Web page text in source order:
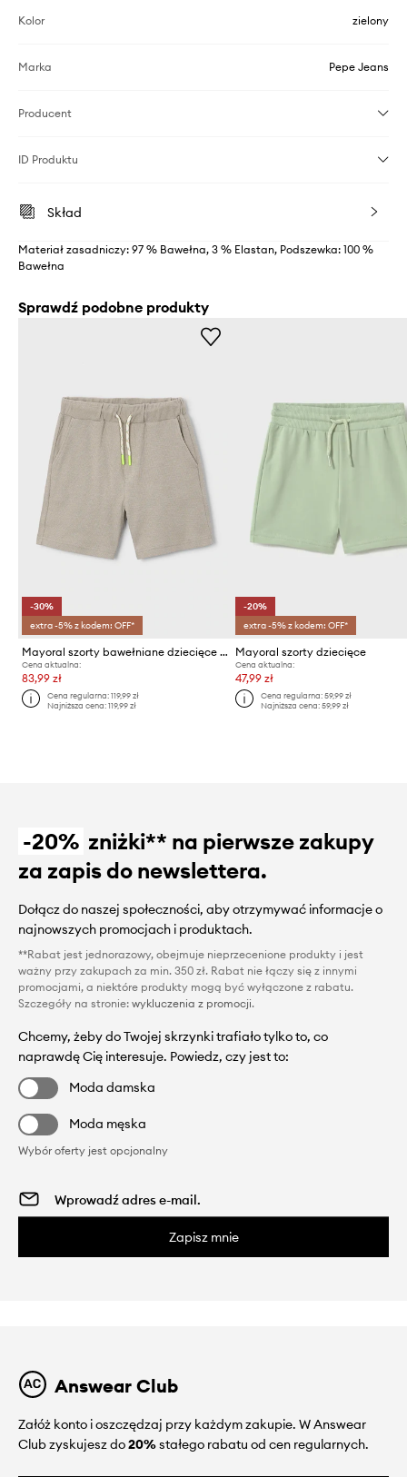
Kolor zielony
Marka Pepe Jeans
Producent
ID Produktu
Skład
Materiał zasadniczy: 97 % Bawełna, 3 % Elastan, Podszewka: 100 %
Bawełna
Sprawdź podobne produkty
-30%
extra -5% z kodem: OFF*
Mayoral szorty bawełniane dziecięce Boston by Mayoral
Cena aktualna:
83,99 zł
Cena regularna:119,99 zł
Najniższa cena:119,99 zł
-20%
extra -5% z kodem: OFF*
Mayoral szorty dziecięce
Cena aktualna:
47,99 zł
Cena regularna: 59,99 zł
Najniższa cena: 59,99 zł
-20% zniżki** na pierwsze zakupy
za zapis do newslettera.
Dołącz do naszej społeczności, aby otrzymywać informacje o
najnowszych promocjach i produktach.
**Rabat jest jednorazowy, obejmuje nieprzecenione produkty i jest
ważny przy zakupach za min. 350 zł. Rabat nie łączy się z innymi
promocjami, a niektóre produkty mogą być wyłączone z rabatu.
Szczegóły na stronie: wykluczenia z promocji.
Chcemy, żeby do Twojej skrzynki trafiało tylko to, co
naprawdę Cię interesuje. Powiedz, czy jest to:
Moda damska
Moda męska
Wybór oferty jest opcjonalny
Zapisz mnie
Answear Club
Załóż konto i oszczędzaj przy każdym zakupie. W Answear
Club zyskujesz do20%stałego rabatu od cen regularnych.